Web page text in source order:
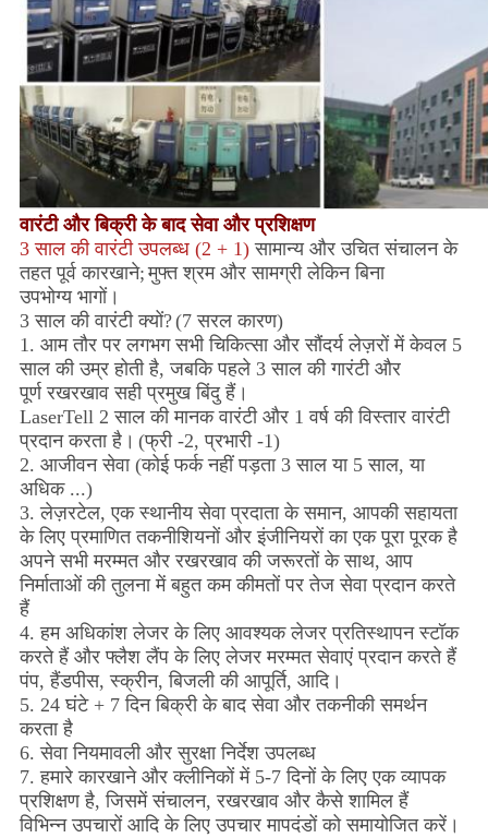
वारंटी और बिक्री के बाद सेवा और प्रशिक्षण
3 साल की वारंटी उपलब्ध (2 + 1)सामान्य और उचित संचालन के
तहत पूर्व कारखाने;मुफ्त श्रम और सामग्री लेकिन बिना
उपभोग्य भागों।
3 साल की वारंटी क्यों?(7 सरल कारण)
1. आम तौर पर लगभग सभी चिकित्सा और सौंदर्य लेज़रों में केवल 5
साल की उम्र होती है, जबकि पहले 3 साल की गारंटी और
पूर्ण रखरखाव सही प्रमुख बिंदु हैं।
LaserTell 2 साल की मानक वारंटी और 1 वर्ष की विस्तार वारंटी
प्रदान करता है। (फ्री -2, प्रभारी -1)
2. आजीवन सेवा (कोई फर्क नहीं पड़ता 3 साल या 5 साल, या
अधिक ...)
3. लेज़रटेल, एक स्थानीय सेवा प्रदाता के समान, आपकी सहायता
के लिए प्रमाणित तकनीशियनों और इंजीनियरों का एक पूरा पूरक है
अपने सभी मरम्मत और रखरखाव की जरूरतों के साथ, आप
निर्माताओं की तुलना में बहुत कम कीमतों पर तेज सेवा प्रदान करते
हैं
4. हम अधिकांश लेजर के लिए आवश्यक लेजर प्रतिस्थापन स्टॉक
करते हैं और फ्लैश लैंप के लिए लेजर मरम्मत सेवाएं प्रदान करते हैं
पंप, हैंडपीस, स्क्रीन, बिजली की आपूर्ति, आदि।
5. 24 घंटे + 7 दिन बिक्री के बाद सेवा और तकनीकी समर्थन
करता है
6. सेवा नियमावली और सुरक्षा निर्देश उपलब्ध
7. हमारे कारखाने और क्लीनिकों में 5-7 दिनों के लिए एक व्यापक
प्रशिक्षण है, जिसमें संचालन, रखरखाव और कैसे शामिल हैं
विभिन्न उपचारों आदि के लिए उपचार मापदंडों को समायोजित करें।